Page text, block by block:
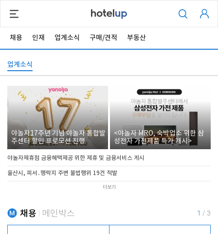
채용 인재 업계소식 구매/견적 부동산
업계소식
야놀자17주년 기념 야놀자 통합발
주센터 할인 프로모션 진행
<야놀자 MRO, 숙박업소 위한 삼
성전자 가전제품 특가 개시>
야놀자제휴점 금융혜택제공 위한 제휴 및 금융서비스 게시
울산시, 피서․행락지 주변 불법행위 19건 적발
더보기
채용 메인박스 1 / 3